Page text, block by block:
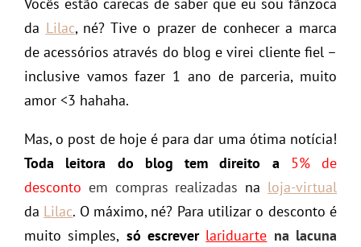
da Lilac, né? Tive o prazer de conhecer a marca
de acessórios através do blog e virei cliente fiel –
inclusive vamos fazer 1 ano de parceria, muito
amor <3 hahaha.
Mas, o post de hoje é para dar uma ótima notícia!
Toda leitora do blog tem direito a 5% de
desconto em compras realizadas na loja-virtual
da Lilac. O máximo, né? Para utilizar o desconto é
muito simples, só escrever lariduarte na lacuna